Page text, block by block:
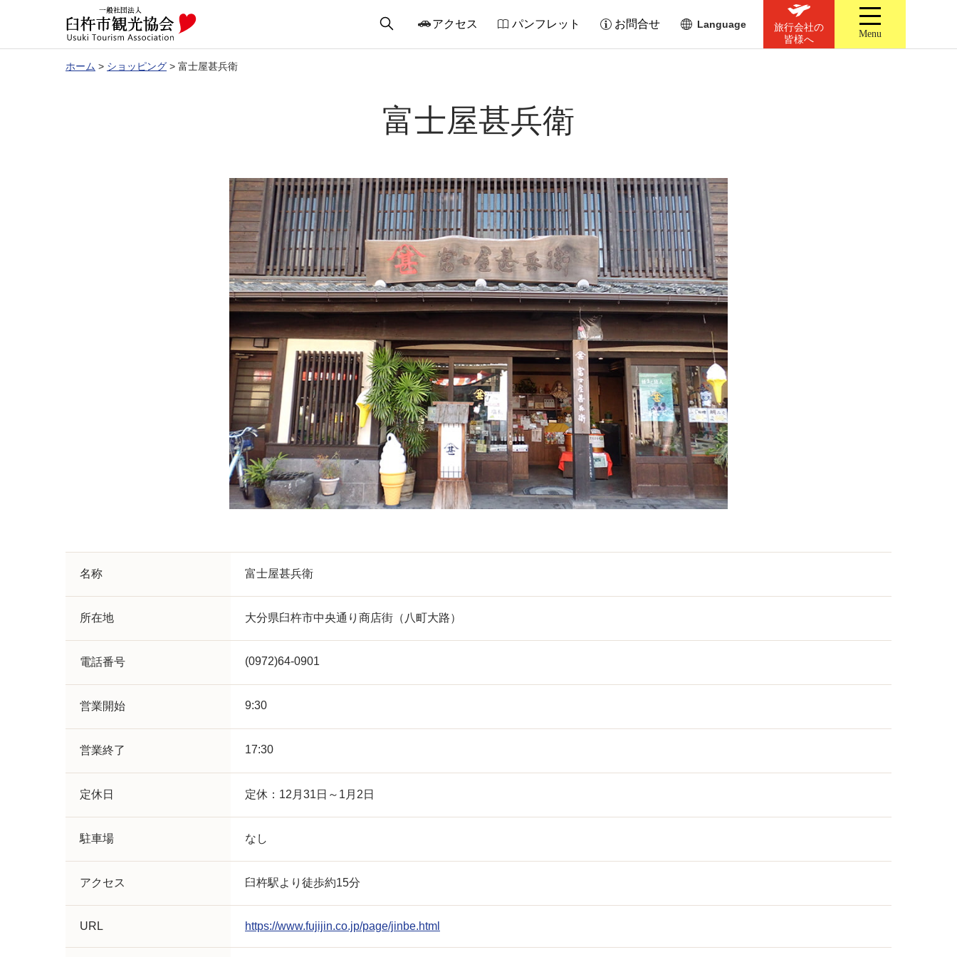
アクセス パンフレット お問合せ Language
旅行会社の
皆様へ
Menu
ホーム > ショッピング > 富士屋甚兵衛
富士屋甚兵衛
名称 富士屋甚兵衛
所在地 大分県臼杵市中央通り商店街（八町大路）
電話番号 (0972)64-0901
営業開始 9:30
営業終了 17:30
定休日 定休：12月31日～1月2日
駐車場 なし
アクセス 臼杵駅より徒歩約15分
URL https://www.fujijin.co.jp/page/jinbe.html